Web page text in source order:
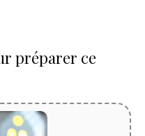
préparer ce